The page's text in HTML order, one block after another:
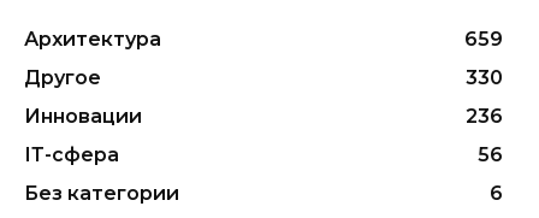
Архитектура
659
Другое
330
Инновации
236
ІТ-сфера
56
Без категории
6